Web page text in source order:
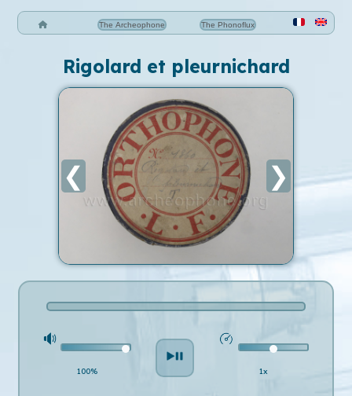
The Archeophone The Phonoflux
Rigolard et pleurnichard
❮ ❯
100% 1x